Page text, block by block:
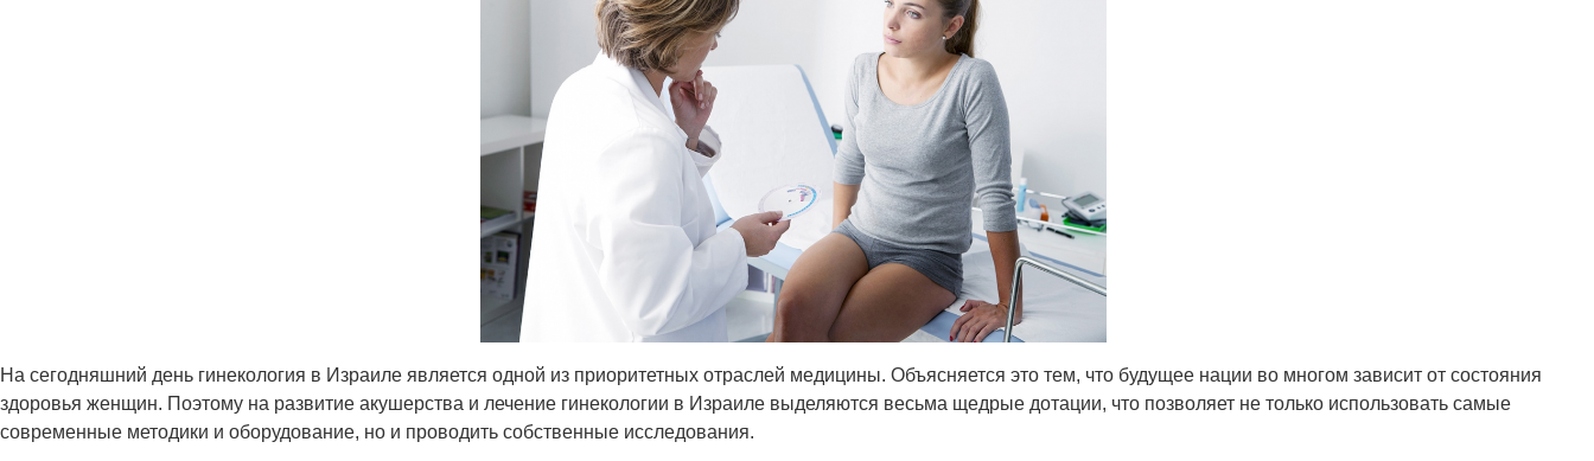
На сегодняшний день гинекология в Израиле является одной из приоритетных отраслей медицины. Объясняется это тем, что будущее нации во многом зависит от состояния
здоровья женщин. Поэтому на развитие акушерства и лечение гинекологии в Израиле выделяются весьма щедрые дотации, что позволяет не только использовать самые
современные методики и оборудование, но и проводить собственные исследования.